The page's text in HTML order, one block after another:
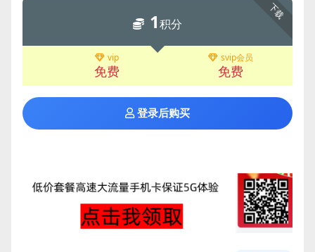
下载
1积分
vip
免费
svip会员
免费
登录后购买